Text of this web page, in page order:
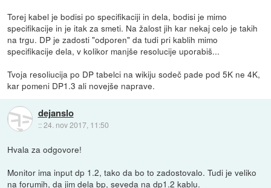
Torej kabel je bodisi po specifikaciji in dela, bodisi je mimo
specifikacije in je itak za smeti. Na žalost jih kar nekaj celo je takih
na trgu. DP je zadosti "odporen" da tudi pri kablih mimo
specifikacije dela, v kolikor manjše resolucije uporabiš...
Tvoja resoliucija po DP tabelci na wikiju sodeč pade pod 5K ne 4K,
kar pomeni DP1.3 ali novejše naprave.
dejanslo
::24. nov 2017, 11:50
Hvala za odgovore!
Monitor ima input dp 1.2, tako da bo to zadostovalo. Tudi je veliko
na forumih, da jim dela bp, seveda na dp1.2 kablu.